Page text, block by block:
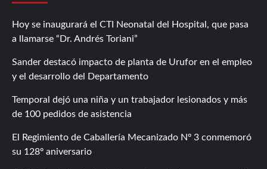
Hoy se inaugurará el CTI Neonatal del Hospital, que pasa
a llamarse “Dr. Andrés Toriani”
Sander destacó impacto de planta de Urufor en el empleo
y el desarrollo del Departamento
Temporal dejó una niña y un trabajador lesionados y más
de 100 pedidos de asistencia
El Regimiento de Caballería Mecanizado Nº 3 conmemoró
su 128º aniversario